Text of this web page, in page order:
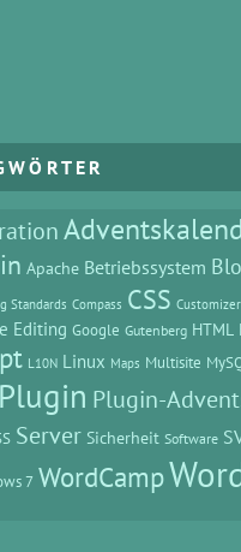
Apache Betriebssystem
Standards Compass CSS Customizer
Editing Google Gutenberg HTML
L10N Linux Maps Multisite
Plugin Plugin-
Server Sicherheit Software
7 WordCamp